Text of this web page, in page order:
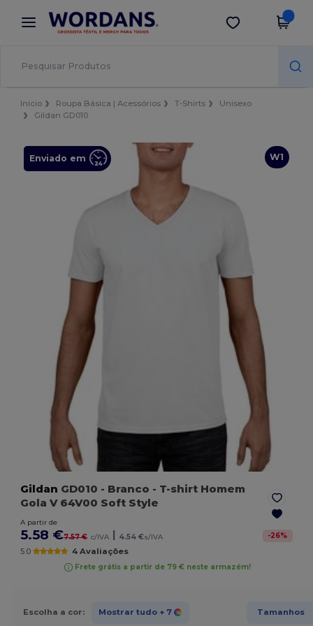
× App Wordans
Melhores preços na app!
Obter app
Início Roupa Básica | Acessórios T-Shirts
Unisexo
Gildan GD010
W1
Enviado em
Gildan GD010 - Branco - T-shirt Homem
Gola V 64V00 Soft Style
A partir de
5.58 €7.57 € c/IVA | 4.54 €s/IVA -26%
5.0 4 Avaliações
Frete grátis a partir de 79 € neste armazém!
Escolha a cor: Mostrar tudo + 7 Tamanhos